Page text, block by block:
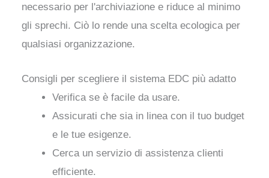
necessario per l'archiviazione e riduce al minimo
gli sprechi. Ciò lo rende una scelta ecologica per
qualsiasi organizzazione.
Consigli per scegliere il sistema EDC più adatto
Verifica se è facile da usare.
Assicurati che sia in linea con il tuo budget
e le tue esigenze.
Cerca un servizio di assistenza clienti
efficiente.